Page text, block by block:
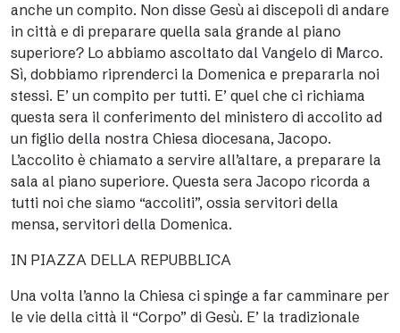
anche un compito. Non disse Gesù ai discepoli di andare
in città e di preparare quella sala grande al piano
superiore? Lo abbiamo ascoltato dal Vangelo di Marco.
Sì, dobbiamo riprenderci la Domenica e prepararla noi
stessi. E’ un compito per tutti. E’ quel che ci richiama
questa sera il conferimento del ministero di accolito ad
un figlio della nostra Chiesa diocesana, Jacopo.
L’accolito è chiamato a servire all’altare, a preparare la
sala al piano superiore. Questa sera Jacopo ricorda a
tutti noi che siamo “accoliti”, ossia servitori della
mensa, servitori della Domenica.
IN PIAZZA DELLA REPUBBLICA
Una volta l’anno la Chiesa ci spinge a far camminare per
le vie della città il “Corpo” di Gesù. E’ la tradizionale